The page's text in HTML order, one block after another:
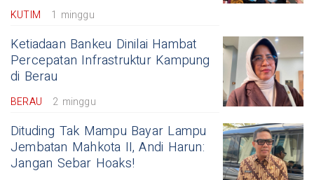
KUTIM 1 minggu
Ketiadaan Bankeu Dinilai Hambat
Percepatan Infrastruktur Kampung
di Berau
BERAU 2 minggu
Dituding Tak Mampu Bayar Lampu
Jembatan Mahkota II, Andi Harun:
Jangan Sebar Hoaks!